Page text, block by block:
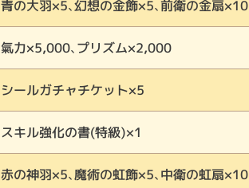
青の大羽×5、幻想の金飾×5、前衛の金扇×10
氣力×5,000、プリズム×2,000
シールガチャチケット×5
スキル強化の書(特級)×1
赤の神羽×5、魔術の虹飾×5、中衛の虹扇×10